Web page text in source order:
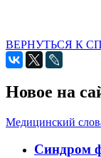
ВЕРНУТЬСЯ К
Новое на
Медицинский
Cиндром